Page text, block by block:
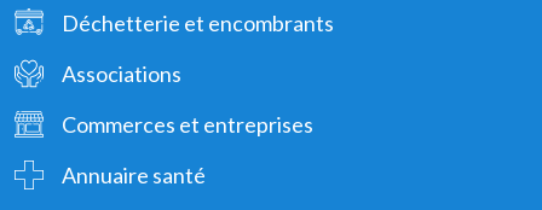
Déchetterie et encombrants
Associations
Commerces et entreprises
Annuaire santé